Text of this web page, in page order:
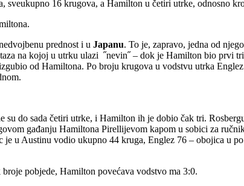
sveukupno 16 krugova, a Hamilton u četiri utrke, odnosno
prednost i u Japanu. To je, zapravo, jedna od
na kojoj u utrku ulazi ˝nevin˝ – dok je Hamilton bio prvi
od Hamiltona. Po broju krugova u vodstvu utrka
su do sada četiri utrke, i Hamilton ih je dobio čak tri.
gađanju Hamiltona Pirellijevom kapom u sobici za
je u Austinu vodio ukupno 44 kruga, Englez 76 – obojica u
pobjede, Hamilton povećava vodstvo ma 3:0.